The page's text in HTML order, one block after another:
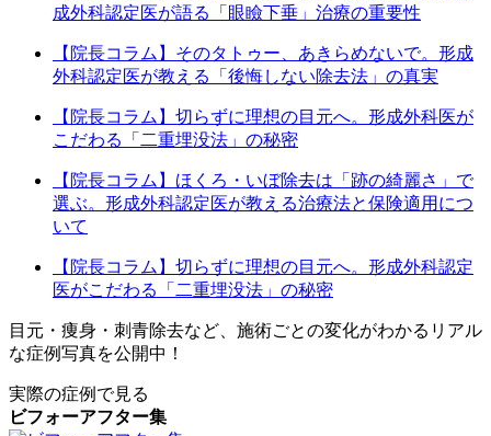
成外科認定医が語る「眼瞼下垂」治療の重要性
【院長コラム】そのタトゥー、あきらめないで。形成
外科認定医が教える「後悔しない除去法」の真実
【院長コラム】切らずに理想の目元へ。形成外科医が
こだわる「二重埋没法」の秘密
【院長コラム】ほくろ・いぼ除去は「跡の綺麗さ」で
選ぶ。形成外科認定医が教える治療法と保険適用につ
いて
【院長コラム】切らずに理想の目元へ。形成外科認定
医がこだわる「二重埋没法」の秘密
目元・痩身・刺青除去など、施術ごとの変化がわかるリアル
な症例写真を公開中！
実際の症例で見る
ビフォーアフター集